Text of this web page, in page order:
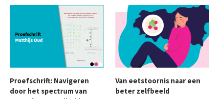
Proefschrift: Navigeren
door het spectrum van
Van eetstoornis naar een
beter zelfbeeld